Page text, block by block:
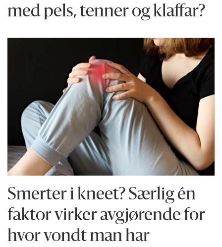
med pels, tenner og klaffar?
Smerter i kneet? Særlig én
faktor virker avgjørende for
hvor vondt man har